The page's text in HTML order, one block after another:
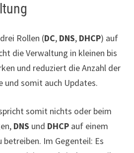
Rollen (DC, DNS, DHCP) auf
die Verwaltung in kleinen bis
und reduziert die Anzahl der
und somit auch Updates.
somit nichts oder beim
DNS und DHCPauf einem
betreiben. Im Gegenteil: Es